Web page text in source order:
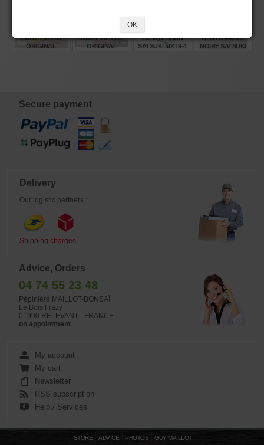
BOITE BENTO
ORIGINAL
BOITE BENTO
ORIGINAL
BENTO BRUN
SATSUKI 50419-4
BENTO 440 ML
NOIRE SATSUKI
Secure payment
Delivery
Our logistic partners :
Shipping charges
Advice, Orders
04 74 55 23 48
Pépinière MAILLOT-BONSAÏ
Le Bois Frazy
01990 RELEVANT - FRANCE
on appointment
My account
My cart
Newsletter
RSS subscription
Help / Services
STORE ADVICE PHOTOS
GUY MAILLOT
OK